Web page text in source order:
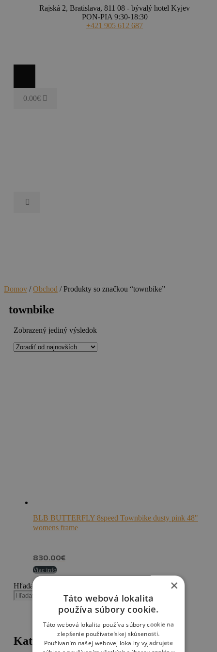
Rajská 2, Bratislava, 811 08 - bývalý hotel Kyjev
PON-PIA 9:30-18:30
+421 905 612 687
0.00€
Domov /Obchod / Produkty so značkou “townbike”
townbike
Zobrazený jediný výsledok
BLB BUTTERFLY 8speed Townbike dusty pink 48"
womens frame
830.00€
Viac info
Hľadanie
Hľadanie
Kategórie
×
Táto webová lokalita
používa súbory cookie.
Táto webová lokalita používa súbory cookie na
zlepšenie používateľskej skúsenosti.
Používaním našej webovej lokality vyjadrujete